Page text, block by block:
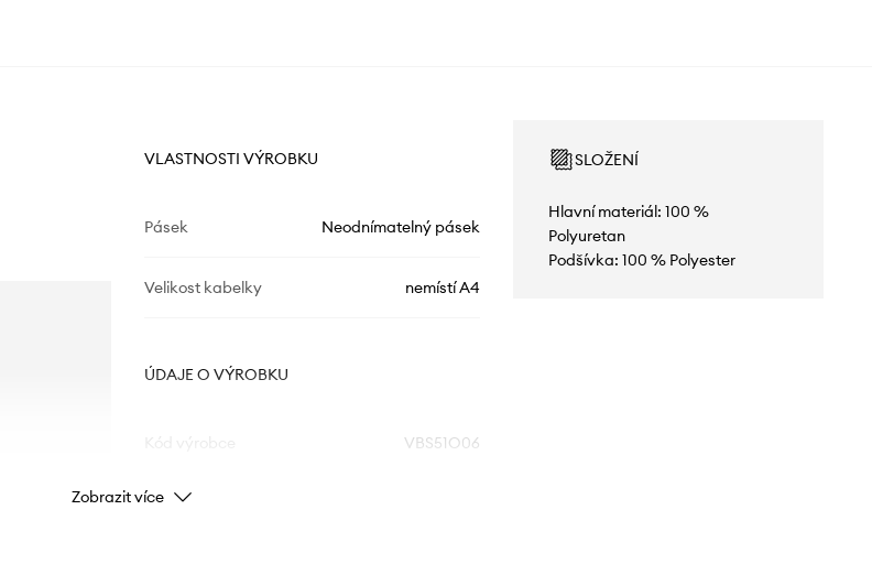
VLASTNOSTI VÝROBKU
Pásek Neodnímatelný pásek
Velikost kabelky nemístí A4
ÚDAJE O VÝROBKU
VBS51O06
Barva
SLOŽENÍ
Hlavní materiál: 100 %
Polyuretan
Podšívka: 100 % Polyester
Zobrazit více